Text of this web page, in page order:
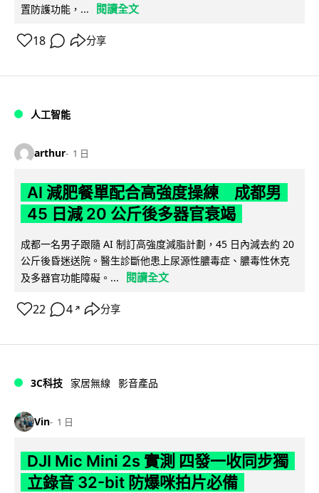
置防護功能，...
閱讀全文
18 分享
人工智能
arthur 1 日
AI 減肥餐單配合高強度操練 成都男
45 日減 20 公斤後多器官衰竭
成都一名男子跟隨 AI 制訂高強度減脂計劃，45 日內減去約 20
公斤後昏迷送院。醫生診斷他患上尿源性膿毒症、膿毒性休克
及多器官功能障礙。...
閱讀全文
22 4 ↗ 分享
3C科技 家居無線 影音產品
Vin 1 日
DJI Mic Mini 2s 實測 四發一收同步獨
立錄音 32-bit 防爆咪拍片必備